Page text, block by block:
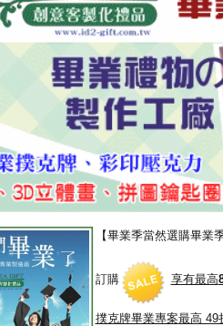
【畢業季當然選購畢業
訂購 享有最高
撲克牌畢業專案最高 49